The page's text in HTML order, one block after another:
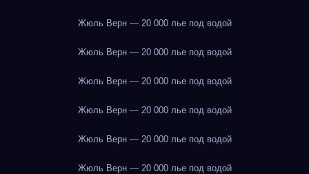
Жюль Верн — 20 000 лье под водой
Жюль Верн — 20 000 лье под водой
Жюль Верн — 20 000 лье под водой
Жюль Верн — 20 000 лье под водой
Жюль Верн — 20 000 лье под водой
Жюль Верн — 20 000 лье под водой